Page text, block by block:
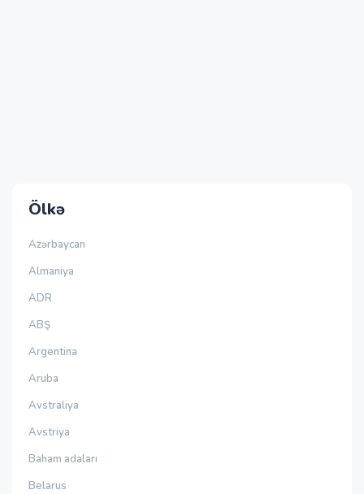
Ölkə
Azərbaycan
Almaniya
ADR
ABŞ
Argentina
Aruba
Avstraliya
Avstriya
Baham adaları
Belarus